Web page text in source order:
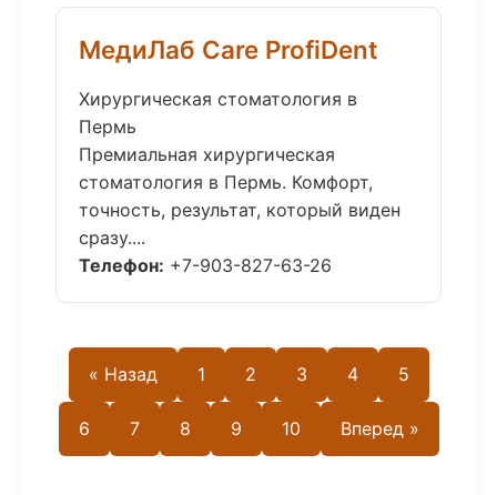
МедиЛаб Care ProfiDent
Хирургическая стоматология в
Пермь
Премиальная хирургическая
стоматология в Пермь. Комфорт,
точность, результат, который виден
сразу....
Телефон: +7-903-827-63-26
« Назад 1 2 3 4 5
6 7 8 9 10 Вперед »